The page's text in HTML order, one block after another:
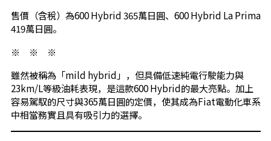
售價（含稅）為600 Hybrid 365萬日圓、600 Hybrid La Prima
419萬日圓。
※ ※ ※
雖然被稱為「mild hybrid」，但具備低速純電行駛能力與
23km/L等級油耗表現，是這款600 Hybrid的最大亮點。加上
容易駕馭的尺寸與365萬日圓的定價，使其成為Fiat電動化車系
中相當務實且具有吸引力的選擇。